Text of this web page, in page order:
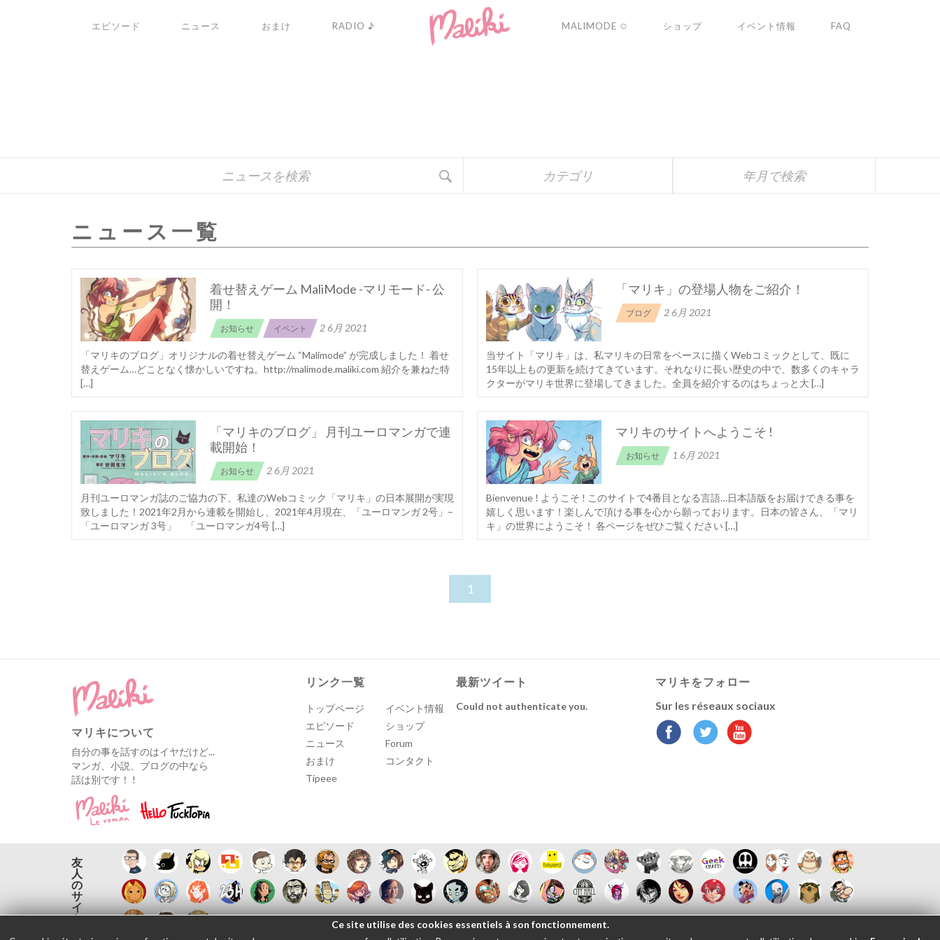
エピソード ニュース おまけ RADIO ♪ MALIMODE ✩ ショップ イベント情報 FAQ
カテゴリ 年月で検索
ニュース一覧
着せ替えゲーム MaliMode -マリモード- 公
開！
お知らせ イベント 2 6月 2021
「マリキのブログ」オリジナルの着せ替えゲーム “Malimode” が完成しました！ 着せ
替えゲーム…どことなく懐かしいですね。http://malimode.maliki.com 紹介を兼ねた特
[…]
「マリキ」の登場人物をご紹介！
ブログ 2 6月 2021
当サイト「マリキ」は、私マリキの日常をベースに描くWebコミックとして、既に
15年以上もの更新を続けてきています。それなりに長い歴史の中で、数多くのキャラ
クターがマリキ世界に登場してきました。全員を紹介するのはちょっと大 […]
「マリキのブログ」 月刊ユーロマンガで連
載開始！
お知らせ 2 6月 2021
月刊ユーロマンガ誌のご協力の下、私達のWebコミック「マリキ」の日本展開が実現
致しました！2021年2月から連載を開始し、2021年4月現在、「ユーロマンガ 2号」–
「ユーロマンガ 3号」 「ユーロマンガ4号 […]
マリキのサイトへようこそ !
お知らせ 1 6月 2021
Bienvenue ! ようこそ ! このサイトで4番目となる言語…日本語版をお届けできる事を
嬉しく思います！楽しんで頂ける事を心から願っております。日本の皆さん、「マリ
キ」の世界にようこそ！ 各ページをぜひご覧ください […]
1
マリキについて
自分の事を話すのはイヤだけど...
マンガ、小説、ブログの中なら
話は別です！ !
リンク一覧
トップページ
エピソード
ニュース
おまけ
Tipeee
イベント情報
ショップ
Forum
コンタクト
最新ツイート
Could not authenticate you.
マリキをフォロー
Sur les réseaux sociaux
友
人
の
サ
イ
ト
Ce site utilise des cookies essentiels à son fonctionnement.